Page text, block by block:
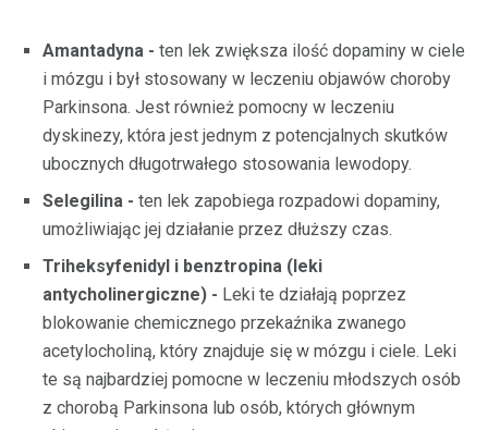
Amantadyna - ten lek zwiększa ilość dopaminy w ciele
i mózgu i był stosowany w leczeniu objawów choroby
Parkinsona. Jest również pomocny w leczeniu
dyskinezy, która jest jednym z potencjalnych skutków
ubocznych długotrwałego stosowania lewodopy.
Selegilina - ten lek zapobiega rozpadowi dopaminy,
umożliwiając jej działanie przez dłuższy czas.
Triheksyfenidyl i benztropina (leki
antycholinergiczne) - Leki te działają poprzez
blokowanie chemicznego przekaźnika zwanego
acetylocholiną, który znajduje się w mózgu i ciele. Leki
te są najbardziej pomocne w leczeniu młodszych osób
z chorobą Parkinsona lub osób, których głównym